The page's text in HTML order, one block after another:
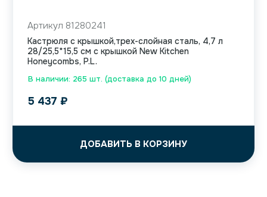
В наличии: 265 шт. (доставка до 10 дней)
Артикул 81280241
Кастрюля с крышкой,трех-слойная сталь, 4,7 л
28/25,5*15,5 см с крышкой New Kitchen
Honeycombs, P.L.
5 437 ₽
ДОБАВИТЬ В КОРЗИНУ